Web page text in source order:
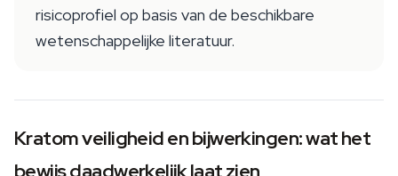
risicoprofiel op basis van de beschikbare
wetenschappelijke literatuur.
Kratom veiligheid en bijwerkingen: wat het